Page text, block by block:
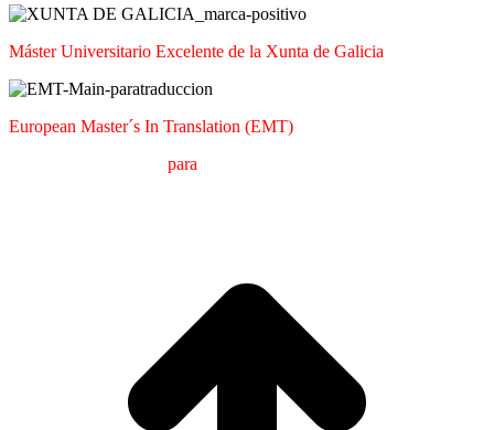
Máster Universitario Excelente de la Xunta de Galicia
European Master´s In Translation (EMT)
para